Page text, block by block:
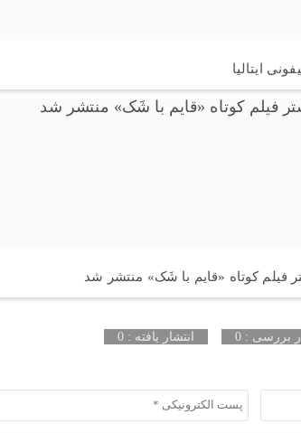
فیلم کوتاه «قایم با شَک» منتشر شد
بررسی : 0 انتشار یافته : 0